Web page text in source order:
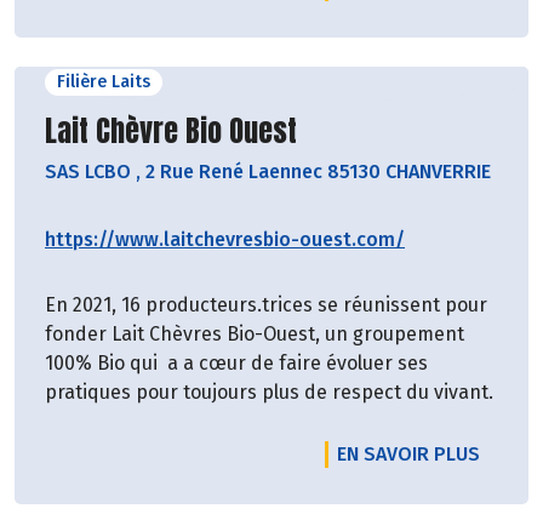
Filière Laits
Découvrir le producteur
Lait Chèvre Bio Ouest
SAS LCBO , 2 Rue René Laennec 85130 CHANVERRIE
https://www.laitchevresbio-ouest.com/
En 2021, 16 producteurs.trices se réunissent pour
fonder Lait Chèvres Bio-Ouest, un groupement
100% Bio qui a a cœur de faire évoluer ses
pratiques pour toujours plus de respect du vivant.
EN SAVOIR PLUS